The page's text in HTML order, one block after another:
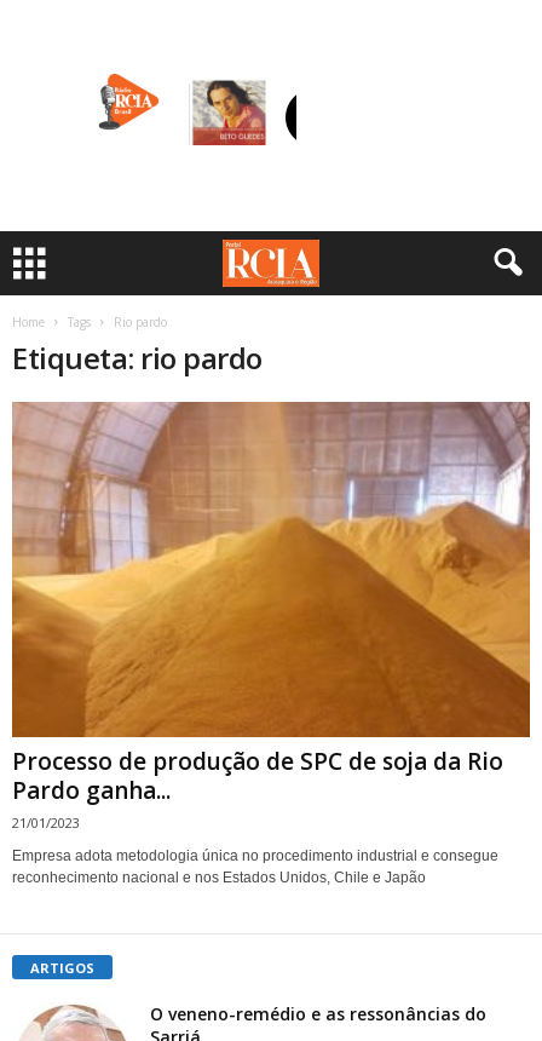
Home Tags Rio pardo
Etiqueta: rio pardo
Processo de produção de SPC de soja da Rio
Pardo ganha...
21/01/2023
Empresa adota metodologia única no procedimento industrial e consegue
reconhecimento nacional e nos Estados Unidos, Chile e Japão
ARTIGOS
O veneno-remédio e as ressonâncias do
Sarriá